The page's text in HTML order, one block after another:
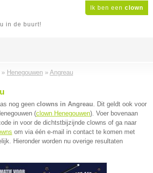
Ik ben een clown
in de buurt!
» Henegouwen » Angreau
nog geen clowns in Angreau. Dit geldt ook voor
(clown Henegouwen). Voer bovenaan
in voor de dichtstbijzijnde clowns of ga naar
om via één e-mail in contact te komen met
Hieronder worden nu overige resultaten